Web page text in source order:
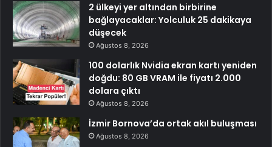
2 ülkeyi yer altından birbirine
bağlayacaklar: Yolculuk 25 dakikaya
düşecek
Ağustos 8, 2026
100 dolarlık Nvidia ekran kartı yeniden
doğdu: 80 GB VRAM ile fiyatı 2.000
dolara çıktı
Ağustos 8, 2026
İzmir Bornova’da ortak akıl buluşması
Ağustos 8, 2026